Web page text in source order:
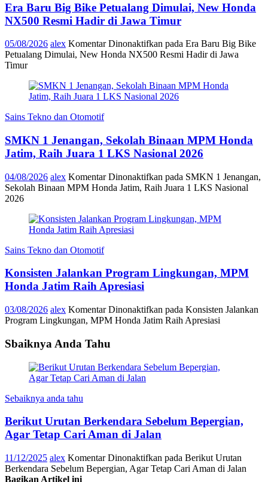
Era Baru Big Bike Petualang Dimulai, New Honda
NX500 Resmi Hadir di Jawa Timur
05/08/2026 alex Komentar Dinonaktifkan pada Era Baru Big Bike
Petualang Dimulai, New Honda NX500 Resmi Hadir di Jawa
Timur
Sains Tekno dan Otomotif
SMKN 1 Jenangan, Sekolah Binaan MPM Honda
Jatim, Raih Juara 1 LKS Nasional 2026
04/08/2026 alex Komentar Dinonaktifkan pada SMKN 1 Jenangan,
Sekolah Binaan MPM Honda Jatim, Raih Juara 1 LKS Nasional
2026
Sains Tekno dan Otomotif
Konsisten Jalankan Program Lingkungan, MPM
Honda Jatim Raih Apresiasi
03/08/2026 alex Komentar Dinonaktifkan pada Konsisten Jalankan
Program Lingkungan, MPM Honda Jatim Raih Apresiasi
Sbaiknya Anda Tahu
Sebaiknya anda tahu
Berikut Urutan Berkendara Sebelum Bepergian,
Agar Tetap Cari Aman di Jalan
11/12/2025 alex Komentar Dinonaktifkan pada Berikut Urutan
Berkendara Sebelum Bepergian, Agar Tetap Cari Aman di Jalan
Bagikan Artikel ini